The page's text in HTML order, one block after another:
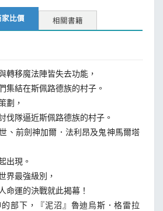
家比價 相關書籍
移魔法陣皆失去功能，
結在斯佩路德族的村子。
，
隊逼近斯佩路德族的村子。
前劍神加爾．法利昂及鬼神馬爾塔
現。
最強級別，
運的決戰就此揭幕！
下，『泥沼』魯迪烏斯．格雷拉